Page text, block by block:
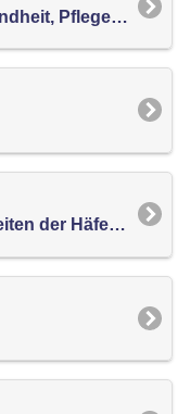
Städtische Deputation für Gesundheit, Pflege und Verbraucherschutz
Ausschuss für die Angelegenheiten der Häfen im Lande Bremen